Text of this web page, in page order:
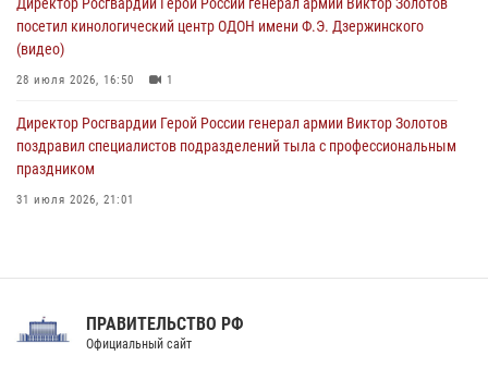
посетил кинологический центр ОДОН имени Ф.Э. Дзержинского
(видео)
28 июля 2026, 16:50 1
Директор Росгвардии Герой России генерал армии Виктор Золотов
поздравил специалистов подразделений тыла с профессиональным
праздником
31 июля 2026, 21:01
Праздник «Один день с Росгвардией» к 105-летию Центрального
ПРАВИТЕЛЬСТВО РФ
Официальный сайт